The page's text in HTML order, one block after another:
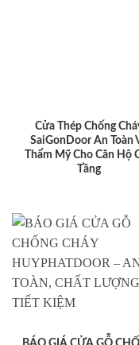
Cửa Thép Chống
SaiGonDoor An Toàn
Thẩm Mỹ Cho Căn Hộ
Tầng